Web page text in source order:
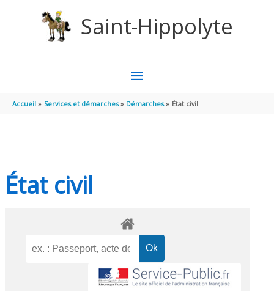
Saint-Hippolyte
MENU
PRINCIPAL
Accueil Services et démarches Démarches État civil
État civil